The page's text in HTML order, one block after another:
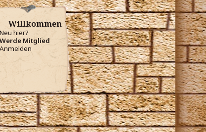
Willkommen
Neu hier?
Werde Mitglied
Anmelden